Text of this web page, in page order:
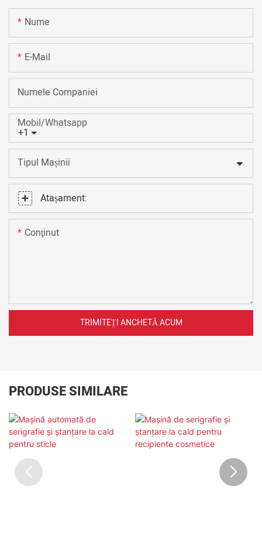
Nume
E-Mail
Numele Companiei
+1
Mobil/Whatsapp
Tipul Mașinii
Atașament:
Conţinut
TRIMITEȚI ANCHETĂ ACUM
PRODUSE SIMILARE